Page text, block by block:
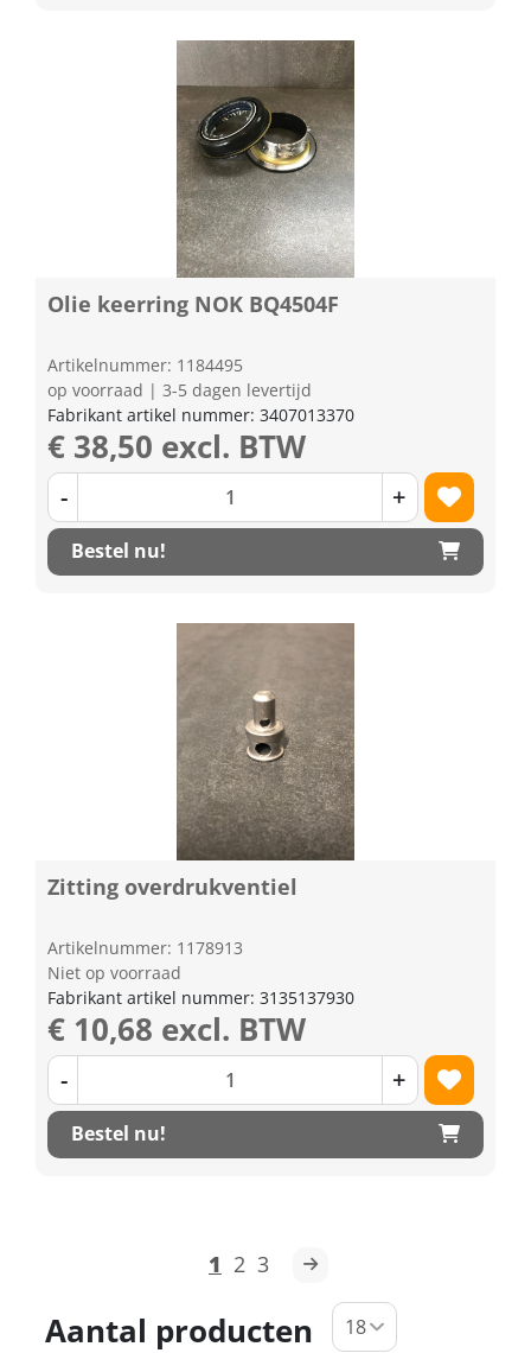
Olie keerring NOK BQ4504F
Artikelnummer: 1184495
op voorraad | 3-5 dagen levertijd
Fabrikant artikel nummer: 3407013370
€ 38,50 excl. BTW
- +
Bestel nu!
Zitting overdrukventiel
Artikelnummer: 1178913
Niet op voorraad
Fabrikant artikel nummer: 3135137930
€ 10,68 excl. BTW
- +
Bestel nu!
1 2 3
Aantal producten